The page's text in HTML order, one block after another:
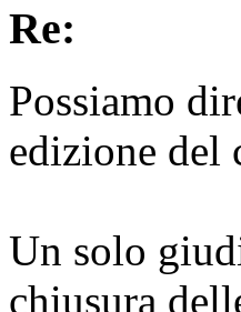
Re:
Possiamo
edizione del
Un solo
chiusura